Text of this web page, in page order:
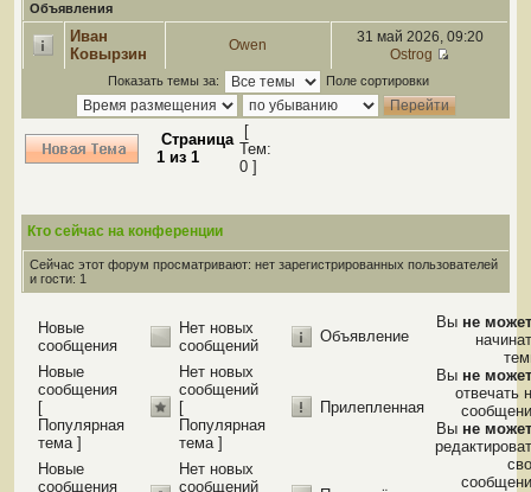
Объявления
Иван
Ковырзин
Owen
31 май 2026, 09:20
Ostrog
Показать темы за: Поле сортировки
Страница
1 из 1
[
Тем:
0 ]
Кто сейчас на конференции
Сейчас этот форум просматривают: нет зарегистрированных пользователей
и гости: 1
Новые
сообщения
Нет новых
сообщений
Объявление
Новые
сообщения
[
Популярная
тема ]
Нет новых
сообщений
[
Популярная
тема ]
Прилепленная
Новые
сообщения
Нет новых
сообщений
Вы не
Вы не
отвечать
Вы не